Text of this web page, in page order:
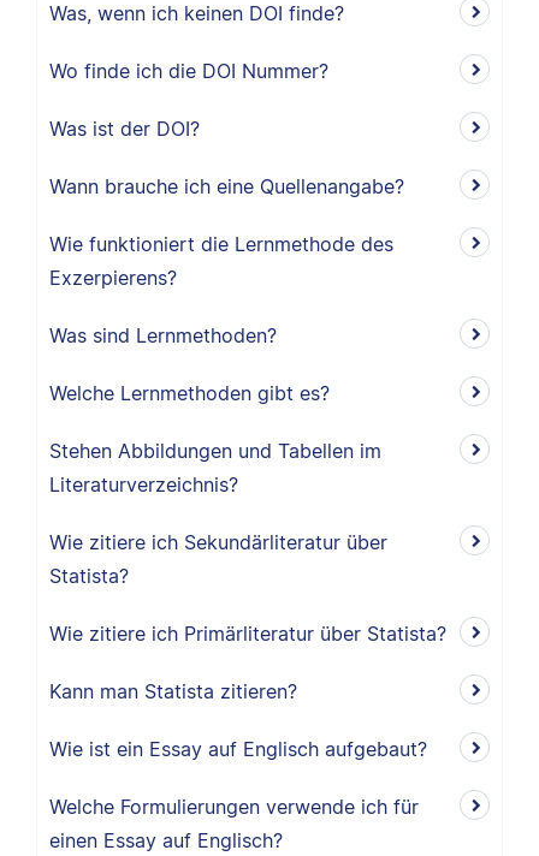
Was, wenn ich keinen DOI finde?
Wo finde ich die DOI Nummer?
Was ist der DOI?
Wann brauche ich eine Quellenangabe?
Wie funktioniert die Lernmethode des
Exzerpierens?
Was sind Lernmethoden?
Welche Lernmethoden gibt es?
Stehen Abbildungen und Tabellen im
Literaturverzeichnis?
Wie zitiere ich Sekundärliteratur über
Statista?
Wie zitiere ich Primärliteratur über Statista?
Kann man Statista zitieren?
Wie ist ein Essay auf Englisch aufgebaut?
Welche Formulierungen verwende ich für
einen Essay auf Englisch?